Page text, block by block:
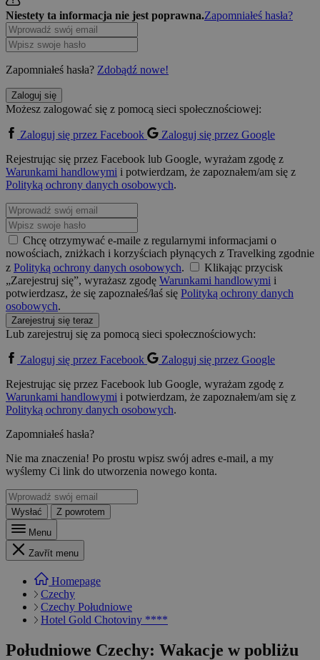
Niestety ta informacja nie jest poprawna.Zapomniałeś hasła?
Zapomniałeś hasła? Zdobądź nowe!
Zaloguj się
Możesz zalogować się z pomocą sieci społecznościowej:
Zaloguj się przez Facebook
Zaloguj się przez Google
Rejestrując się przez Facebook lub Google, wyrażam zgodę z
Warunkami handlowymi i potwierdzam, że zapoznałem/am się z
Polityką ochrony danych osobowych.
Chcę otrzymywać e-maile z regularnymi informacjami o
nowościach, zniżkach i korzyściach płynących z Travelking zgodnie
z Polityką ochrony danych osobowych.
Klikając przycisk
„Zarejestruj się”, wyrażasz zgodę Warunkami handlowymi i
potwierdzasz, że się zapoznałeś/łaś się Polityką ochrony danych
osobowych.
Zarejestruj się teraz
Lub zarejestruj się za pomocą sieci społecznościowych:
Zaloguj się przez Facebook
Zaloguj się przez Google
Rejestrując się przez Facebook lub Google, wyrażam zgodę z
Warunkami handlowymi i potwierdzam, że zapoznałem/am się z
Polityką ochrony danych osobowych.
Zapomniałeś hasła?
Nie ma znaczenia! Po prostu wpisz swój adres e-mail, a my
wyślemy Ci link do utworzenia nowego konta.
Wysłać
Z powrotem
Menu
Zavřít menu
Homepage
Czechy
Czechy Południowe
Hotel Gold Chotoviny ****
Południowe Czechy: Wakacje w pobliżu